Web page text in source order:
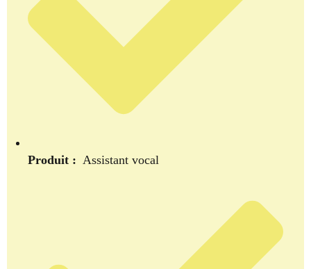
Produit : Assistant vocal